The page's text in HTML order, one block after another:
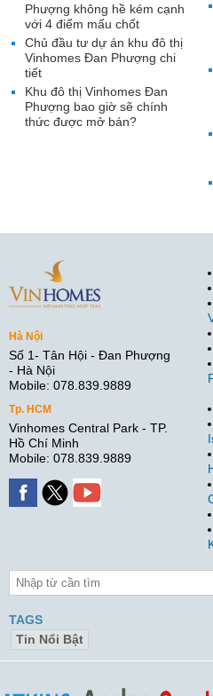
Phượng không hề kém cạnh
với 4 điểm mấu chốt
Chủ đầu tư dự án khu đô thị
Vinhomes Đan Phượng chi
tiết
Khu đô thị Vinhomes Đan
Phượng bao giờ sẽ chính
thức được mở bán?
Hà Nội
Số 1- Tân Hội - Đan Phượng
- Hà Nội
Mobile: 078.839.9889
Tp. HCM
Vinhomes Central Park - TP.
Hồ Chí Minh
Mobile: 078.839.9889
TAGS
Tin Nổi Bật